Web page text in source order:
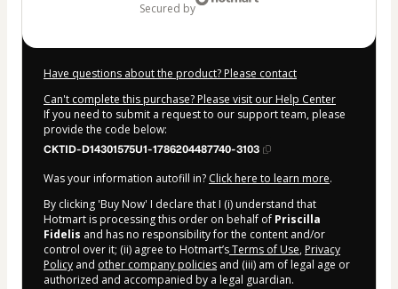
secured by
Have questions about the product? Please contact
Can't complete this purchase? Please visit our Help Center
If you need to submit a request to our support team, please
provide the code below:
CKTID-D14301575U1-1786204487740-3103
Was your information autofill in? Click here to learn more.
By clicking 'Buy Now' I declare that I (i) understand that
Hotmart is processing this order on behalf of Priscilla
Fidelis and has no responsibility for the content and/or
control over it; (ii) agree to Hotmart’sTerms of Use, Privacy
Policy and other company policies and (iii) am of legal age or
authorized and accompanied by a legal guardian.